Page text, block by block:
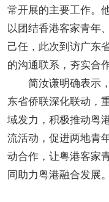
常开展的主要工作。
以团结香港客家青年
己任，此次到访广东
的沟通联系，夯实合
简汝谦明确表示，
东省侨联深化联动，
域发力，积极推动粤
流活动，促进两地青
动合作，让粤港客家
同助力粤港融合发展。